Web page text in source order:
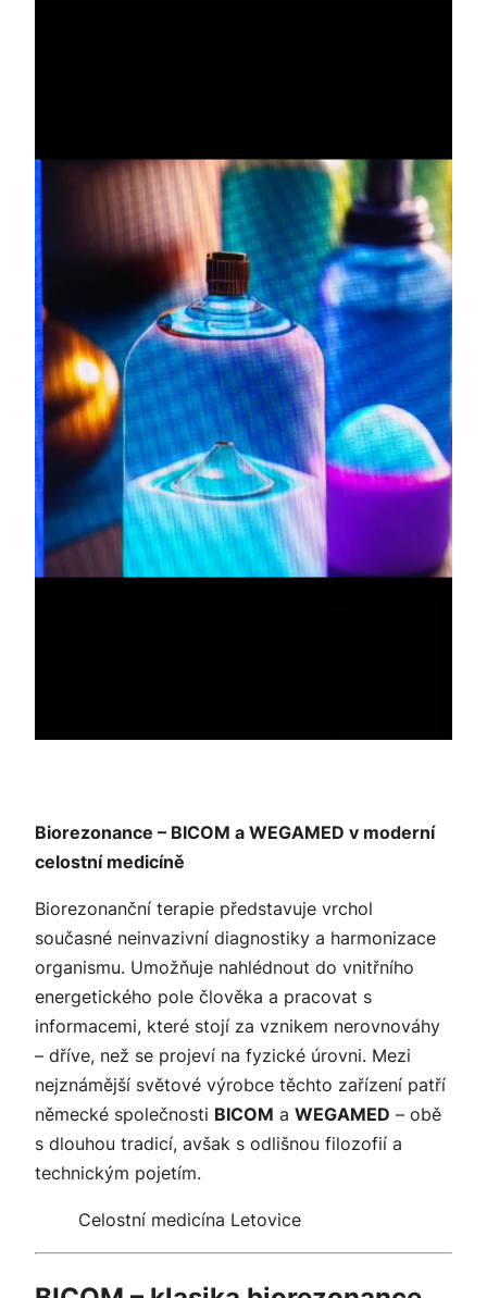
Biorezonance – BICOM a WEGAMED v moderní
celostní medicíně
Biorezonanční terapie představuje vrchol
současné neinvazivní diagnostiky a harmonizace
organismu. Umožňuje nahlédnout do vnitřního
energetického pole člověka a pracovat s
informacemi, které stojí za vznikem nerovnováhy
– dříve, než se projeví na fyzické úrovni. Mezi
nejznámější světové výrobce těchto zařízení patří
německé společnosti BICOM a WEGAMED – obě
s dlouhou tradicí, avšak s odlišnou filozofií a
technickým pojetím.
Celostní medicína Letovice